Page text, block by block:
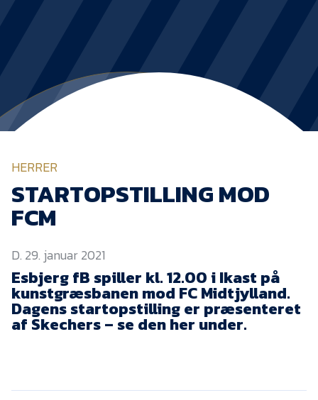
BLUE WATER
NYHEDER
EfB Akademi
Sydvestjysk Fodbold
Samarbejde
Partnere
HERRER
STARTOPSTILLING MOD
FCM
D. 29. januar 2021
Esbjerg fB spiller kl. 12.00 i Ikast på
kunstgræsbanen mod FC Midtjylland.
Dagens startopstilling er præsenteret
af Skechers – se den her under.